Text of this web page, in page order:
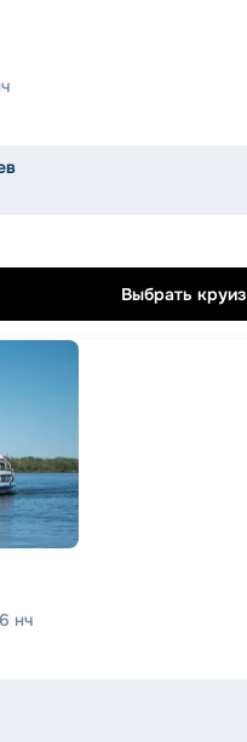
Выбрать круиз
6 нч